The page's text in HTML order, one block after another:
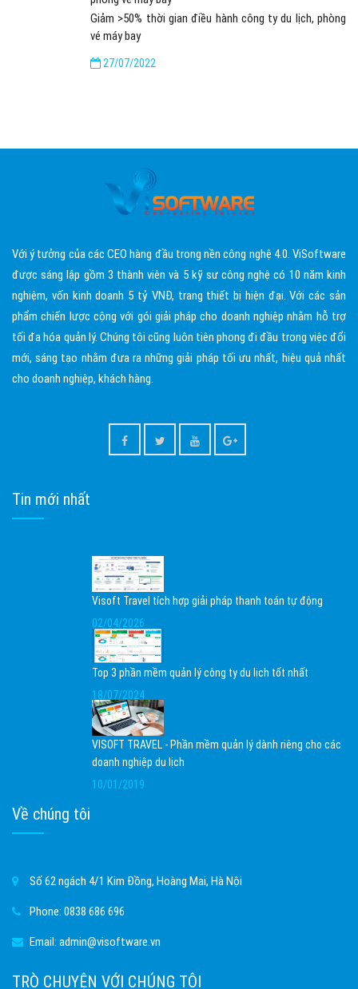
Giảm >50% thời gian điều hành công ty du lịch, phòng
vé máy bay
27/07/2022
Với ý tưởng của các CEO hàng đầu trong nền công nghệ 4.0. ViSoftware
được sáng lập gồm 3 thành viên và 5 kỹ sư công nghệ có 10 năm kinh
nghiệm, vốn kinh doanh 5 tỷ VNĐ, trang thiết bị hiện đại. Với các sản
phẩm chiến lược cộng với gói giải pháp cho doanh nghiệp nhằm hỗ trợ
tối đa hóa quản lý. Chúng tôi cũng luôn tiên phong đi đầu trong việc đổi
mới, sáng tạo nhằm đưa ra những giải pháp tối ưu nhất, hiệu quả nhất
cho doanh nghiệp, khách hàng.
Tin mới nhất
Visoft Travel tích hợp giải pháp thanh toán tự động
02/04/2026
Top 3 phần mềm quản lý công ty du lịch tốt nhất
18/07/2024
VISOFT TRAVEL - Phần mềm quản lý dành riêng cho các
doanh nghiệp du lịch
10/01/2019
Về chúng tôi
Số 62 ngách 4/1 Kim Đồng, Hoàng Mai, Hà Nội
Phone: 0838 686 696
Email: admin@visoftware.vn
TRÒ CHUYỆN VỚI CHÚNG TÔI